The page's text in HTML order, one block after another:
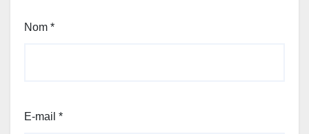
Nom *
E-mail *